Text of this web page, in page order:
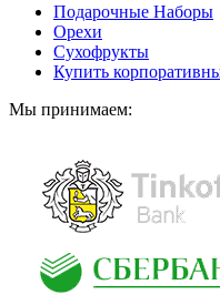
Подарочные Наборы
Орехи
Сухофрукты
Купить
Мы принимаем: